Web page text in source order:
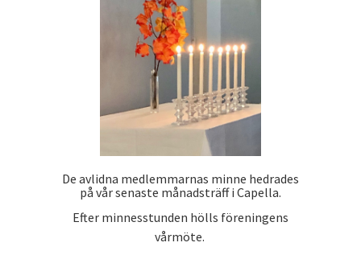
De avlidna medlemmarnas minne hedrades
på vår senaste månadsträff i Capella.
Efter minnesstunden hölls föreningens
vårmöte.